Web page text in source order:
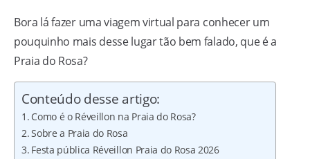
Bora lá fazer uma viagem virtual para conhecer um
pouquinho mais desse lugar tão bem falado, que é a
Praia do Rosa?
Conteúdo desse artigo:
Como é o Réveillon na Praia do Rosa?
Sobre a Praia do Rosa
Festa pública Réveillon Praia do Rosa 2026